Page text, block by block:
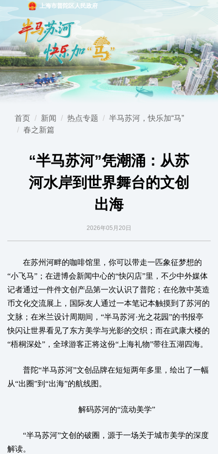
上海市普陀区人民政府
首页 新闻 热点专题
半马苏河，快乐加“马”
春之新篇
“半马苏河”凭潮涌：从苏
河水岸到世界舞台的文创
出海
2026年05月20日
在苏州河畔的咖啡馆里，你可以带走一匹象征梦想的
“小飞马”；在进博会新闻中心的“快闪店”里，不少中外媒体
记者通过一件件文创产品第一次认识了普陀；在伦敦中英造
币文化交流展上，国际友人通过一本笔记本触摸到了苏河的
文脉；在米兰设计周期间，“半马苏河·光之花园”的书报亭
快闪让世界看见了东方美学与光影的交织；而在武康大楼的
“梧桐深处”，全球游客正将这份“上海礼物”带往五湖四海。
普陀“半马苏河”文创品牌在短短两年多里，绘出了一幅
从“出圈”到“出海”的航线图。
解码苏河的“流动美学”
“半马苏河”文创的破圈，源于一场关于城市美学的深度
解读。